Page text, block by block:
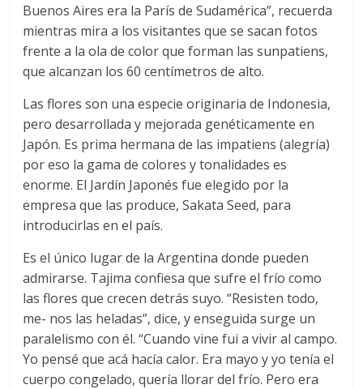
Buenos Aires era la París de Sudamérica”, recuerda
mientras mira a los visitantes que se sacan fotos
frente a la ola de color que forman las sunpatiens,
que alcanzan los 60 centímetros de alto.
Las flores son una especie originaria de Indonesia,
pero desarrollada y mejorada genéticamente en
Japón. Es prima hermana de las impatiens (alegría)
por eso la gama de colores y tonalidades es
enorme. El Jardín Japonés fue elegido por la
empresa que las produce, Sakata Seed, para
introducirlas en el país.
Es el único lugar de la Argentina donde pueden
admirarse. Tajima confiesa que sufre el frío como
las flores que crecen detrás suyo. “Resisten todo,
me- nos las heladas”, dice, y enseguida surge un
paralelismo con él. “Cuando vine fui a vivir al campo.
Yo pensé que acá hacía calor. Era mayo y yo tenía el
cuerpo congelado, quería llorar del frío. Pero era